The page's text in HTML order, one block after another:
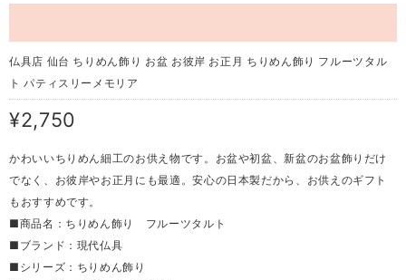
仏具店 仙台 ちりめん飾り お盆 お彼岸 お正月 ちりめん飾り フルーツタル
ト パティスリーメモリア
¥2,750
かわいいちりめん細工のお供え物です。お盆や初盆、新盆のお盆飾りだけ
でなく、お彼岸やお正月にも最適。安心の日本製だから、お供えのギフト
もおすすめです。
■商品名：ちりめん飾り フルーツタルト
■ブランド：現代仏具
■シリーズ：ちりめん飾り